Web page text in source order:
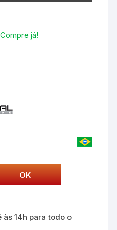
já!
14h para todo o